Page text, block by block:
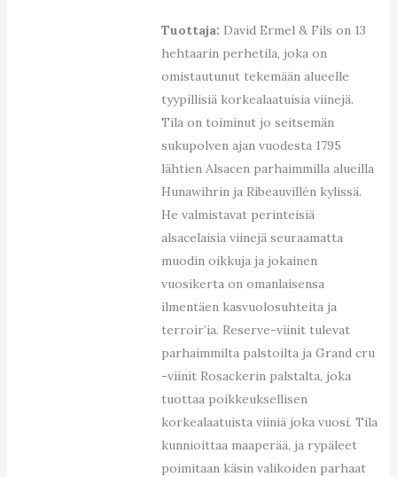
Tuottaja: David Ermel & Fils on 13
hehtaarin perhetila, joka on
omistautunut tekemään alueelle
tyypillisiä korkealaatuisia viinejä.
Tila on toiminut jo seitsemän
sukupolven ajan vuodesta 1795
lähtien Alsacen parhaimmilla alueilla
Hunawihrin ja Ribeauvillén kylissä.
He valmistavat perinteisiä
alsacelaisia viinejä seuraamatta
muodin oikkuja ja jokainen
vuosikerta on omanlaisensa
ilmentäen kasvuolosuhteita ja
terroir’ia. Reserve-viinit tulevat
parhaimmilta palstoilta ja Grand cru
-viinit Rosackerin palstalta, joka
tuottaa poikkeuksellisen
korkealaatuista viiniä joka vuosi. Tila
kunnioittaa maaperää, ja rypäleet
poimitaan käsin valikoiden parhaat